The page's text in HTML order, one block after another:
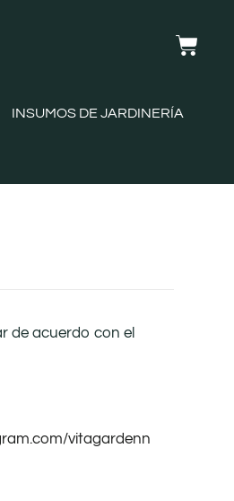
INSUMOS DE JARDINERÍA
de acuerdo con el
vitagardenn